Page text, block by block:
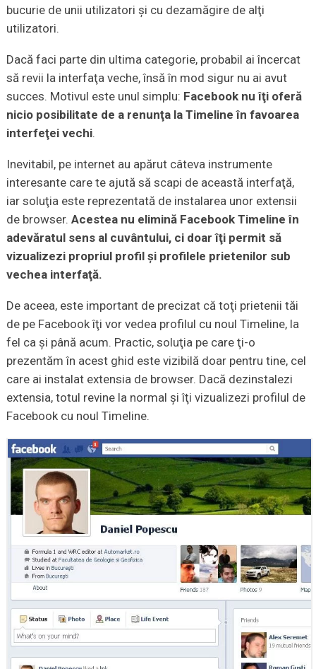
bucurie de unii utilizatori şi cu dezamăgire de alţi
utilizatori.
Dacă faci parte din ultima categorie, probabil ai încercat
să revii la interfaţa veche, însă în mod sigur nu ai avut
succes. Motivul este unul simplu: Facebook nu îţi oferă
nicio posibilitate de a renunţa la Timeline în favoarea
interfeţei vechi.
Inevitabil, pe internet au apărut câteva instrumente
interesante care te ajută să scapi de această interfaţă,
iar soluţia este reprezentată de instalarea unor extensii
de browser. Acestea nu elimină Facebook Timeline în
adevăratul sens al cuvântului, ci doar îţi permit să
vizualizezi propriul profil şi profilele prietenilor sub
vechea interfaţă.
De aceea, este important de precizat că toţi prietenii tăi
de pe Facebook îţi vor vedea profilul cu noul Timeline, la
fel ca şi până acum. Practic, soluţia pe care ţi-o
prezentăm în acest ghid este vizibilă doar pentru tine, cel
care ai instalat extensia de browser. Dacă dezinstalezi
extensia, totul revine la normal şi îţi vizualizezi profilul de
Facebook cu noul Timeline.